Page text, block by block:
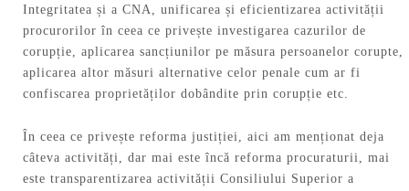
Integritatea și a CNA, unificarea și eficientizarea activității
procurorilor în ceea ce privește investigarea cazurilor de
corupție, aplicarea sancțiunilor pe măsura persoanelor corupte,
aplicarea altor măsuri alternative celor penale cum ar fi
confiscarea proprietăților dobândite prin corupție etc.
În ceea ce privește reforma justiției, aici am menționat deja
câteva activități, dar mai este încă reforma procuraturii, mai
este transparentizarea activității Consiliului Superior a